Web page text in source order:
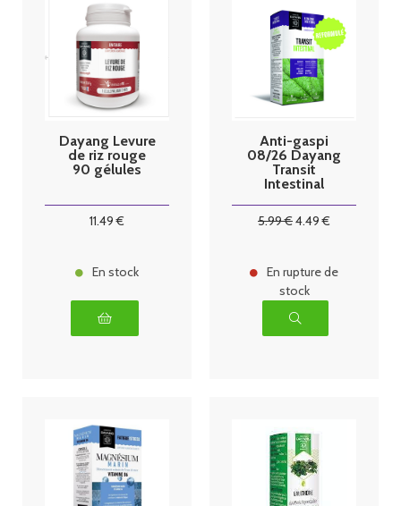
Dayang Levure
de riz rouge
90 gélules
11.49 €
En stock
Anti-gaspi
08/26 Dayang
Transit
Intestinal
comprimés
5.99€4.49 €
En rupture de
stock